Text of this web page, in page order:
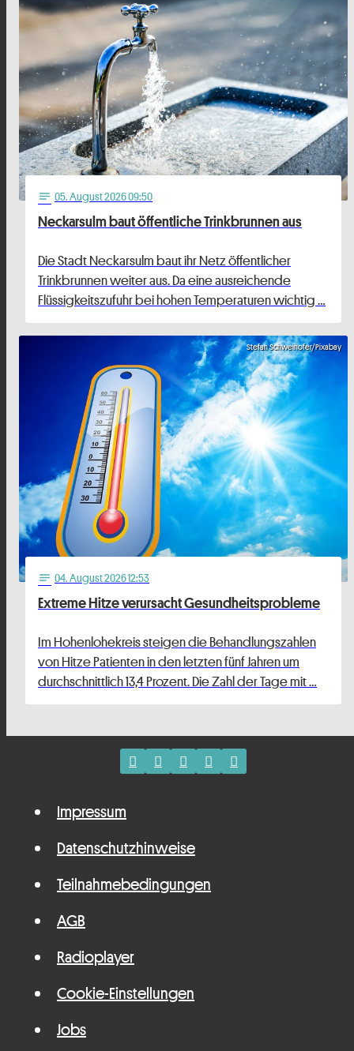
notes 05. August 2026 09:50
Neckarsulm baut öffentliche Trinkbrunnen aus
Die Stadt Neckarsulm baut ihr Netz öffentlicher
Trinkbrunnen weiter aus. Da eine ausreichende
Flüssigkeitszufuhr bei hohen Temperaturen wichtig …
Stefan Schweihofer/Pixabay
notes 04. August 2026 12:53
Extreme Hitze verursacht Gesundheitsprobleme
Im Hohenlohekreis steigen die Behandlungszahlen
von Hitze Patienten in den letzten fünf Jahren um
durchschnittlich 13,4 Prozent. Die Zahl der Tage mit …
Impressum
Datenschutzhinweise
Teilnahmebedingungen
AGB
Radioplayer
Cookie-Einstellungen
Jobs